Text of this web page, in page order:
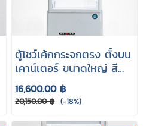
ตู้โชว์เค้กกระจกตรง ตั้งบน
เคาน์เตอร์ ขนาดใหญ่ สี
ขาว AC-98
16,600.00 ฿
20,150.00 ฿ (-18%)